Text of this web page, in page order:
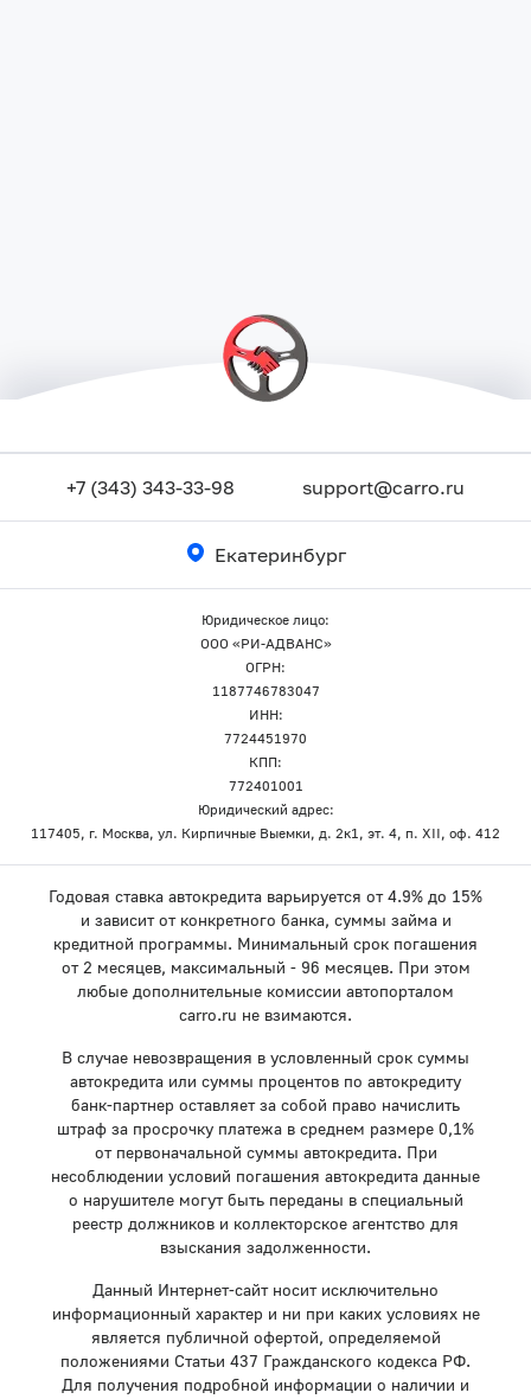
+7 (343) 343-33-98 support@carro.ru
Екатеринбург
Юридическое лицо:
ООО «РИ-АДВАНС»
ОГРН:
1187746783047
ИНН:
7724451970
КПП:
772401001
Юридический адрес:
117405, г. Москва, ул. Кирпичные Выемки, д. 2к1, эт. 4, п. XII, оф. 412
Годовая ставка автокредита варьируется от 4.9% до 15%
и зависит от конкретного банка, суммы займа и
кредитной программы. Минимальный срок погашения
от 2 месяцев, максимальный - 96 месяцев. При этом
любые дополнительные комиссии автопорталом
carro.ru не взимаются.
В случае невозвращения в условленный срок суммы
автокредита или суммы процентов по автокредиту
банк-партнер оставляет за собой право начислить
штраф за просрочку платежа в среднем размере 0,1%
от первоначальной суммы автокредита. При
несоблюдении условий погашения автокредита данные
о нарушителе могут быть переданы в специальный
реестр должников и коллекторское агентство для
взыскания задолженности.
Данный Интернет-сайт носит исключительно
информационный характер и ни при каких условиях не
является публичной офертой, определяемой
положениями Статьи 437 Гражданского кодекса РФ.
Для получения подробной информации о наличии и